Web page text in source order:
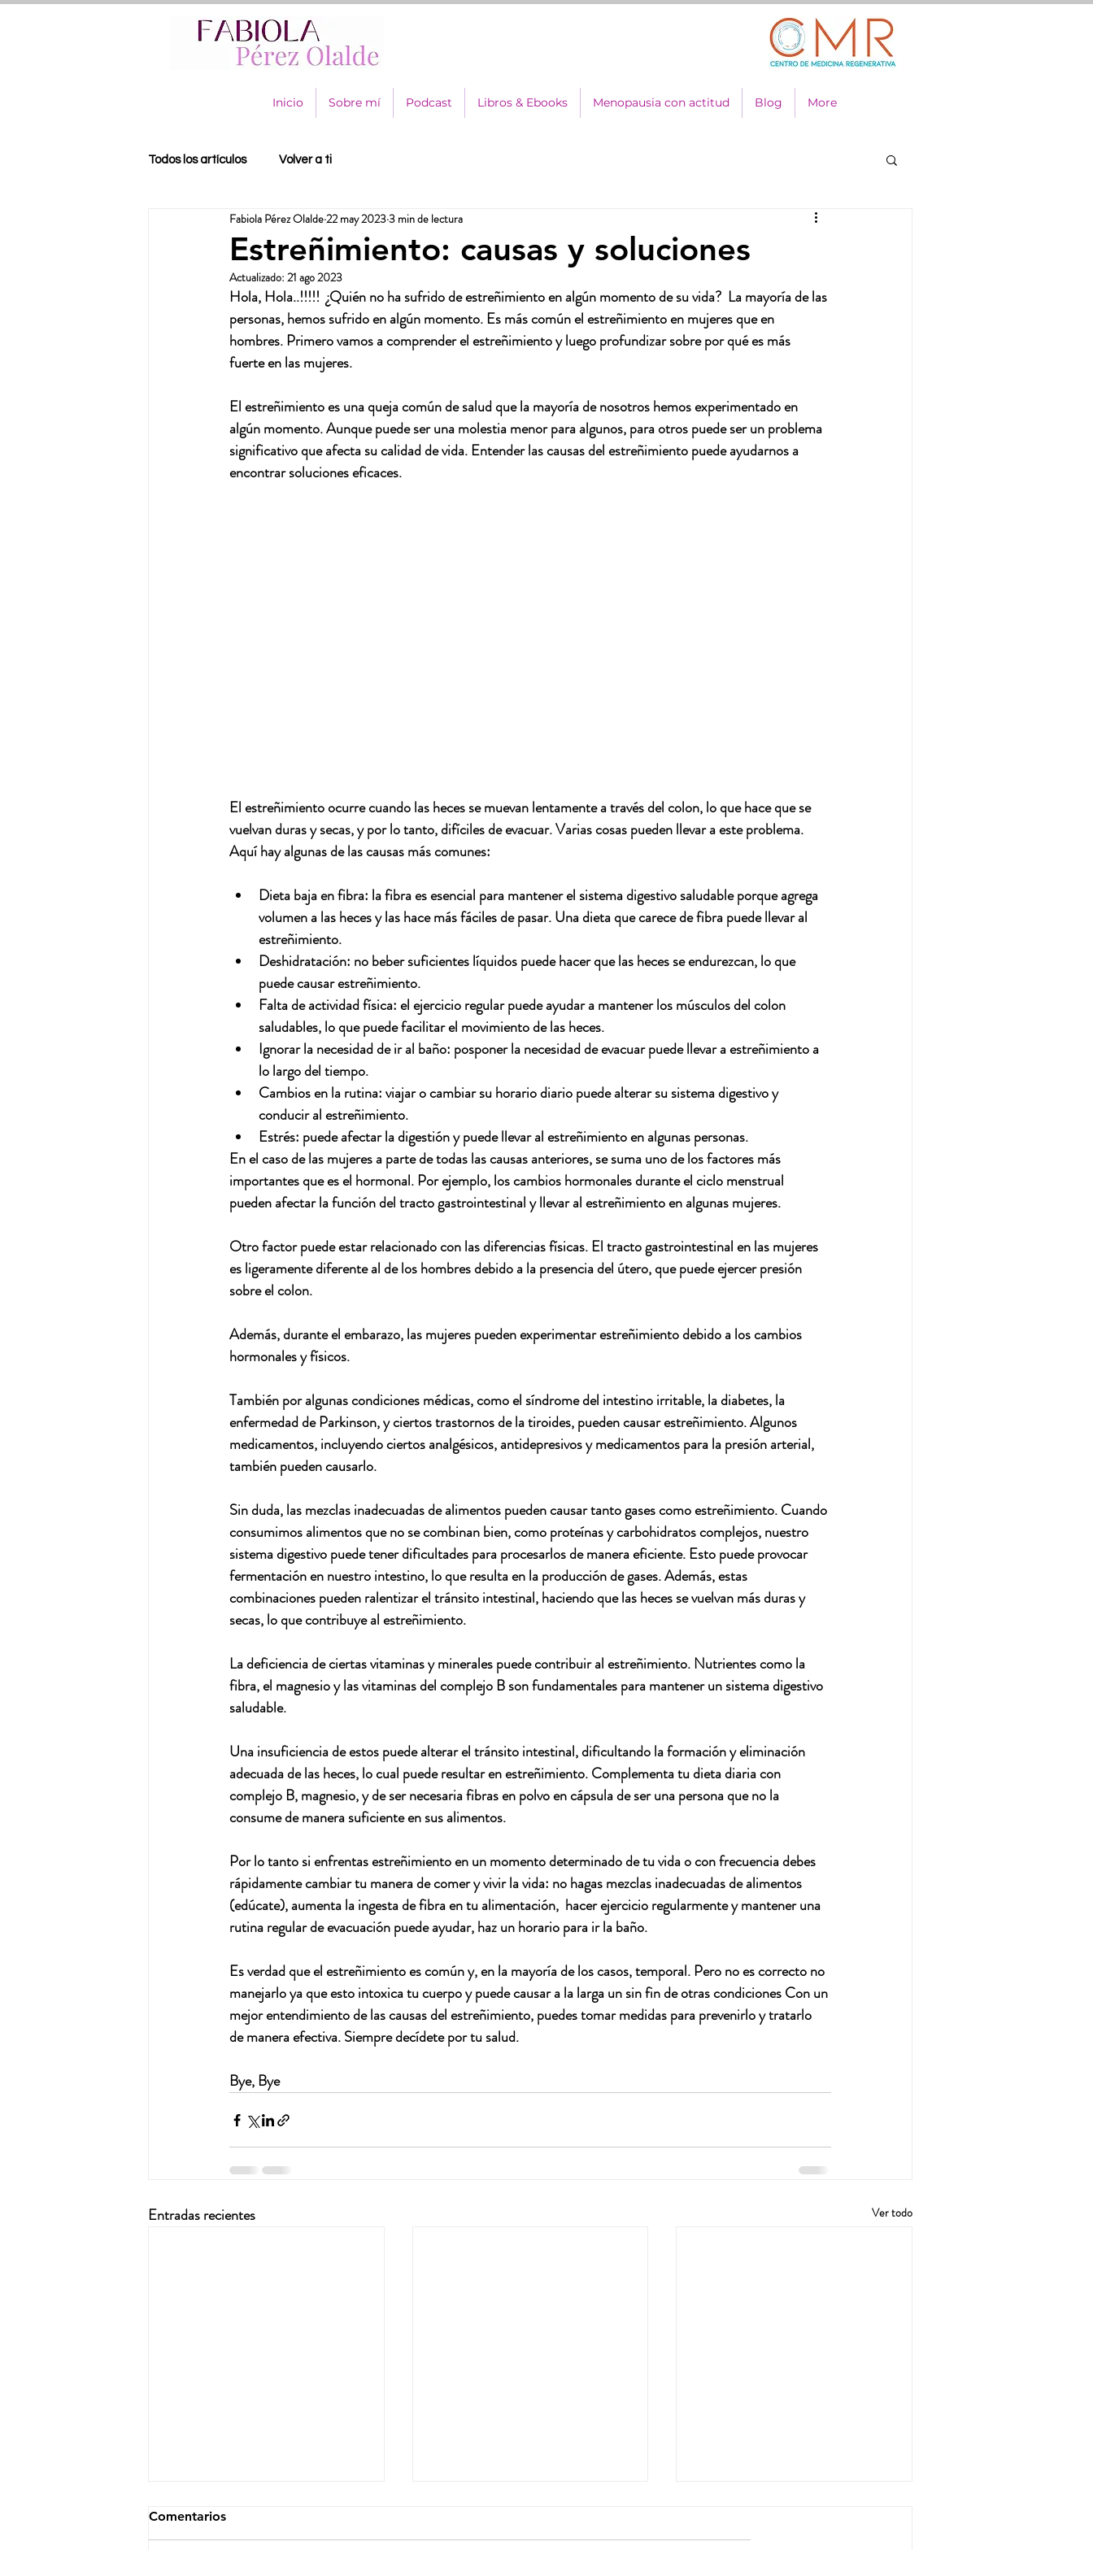
Inicio Sobre mí Podcast Libros & Ebooks Menopausia con actitud Blog More
Todos los artículos Volver a ti
Estreñimiento: causas y soluciones
Fabiola Pérez Olalde22 may 20233 min de lectura
Actualizado: 21 ago 2023
Hola, Hola..!!!!!  ¿Quién no ha sufrido de estreñimiento en algún momento de su vida?  La mayoría de las
personas, hemos sufrido en algún momento. Es más común el estreñimiento en mujeres que en
hombres. Primero vamos a comprender el estreñimiento y luego profundizar sobre por qué es más
fuerte en las mujeres.
El estreñimiento es una queja común de salud que la mayoría de nosotros hemos experimentado en
algún momento. Aunque puede ser una molestia menor para algunos, para otros puede ser un problema
significativo que afecta su calidad de vida. Entender las causas del estreñimiento puede ayudarnos a
encontrar soluciones eficaces.
El estreñimiento ocurre cuando las heces se muevan lentamente a través del colon, lo que hace que se
vuelvan duras y secas, y por lo tanto, difíciles de evacuar. Varias cosas pueden llevar a este problema.
Aquí hay algunas de las causas más comunes:
Dieta baja en fibra: la fibra es esencial para mantener el sistema digestivo saludable porque agrega
volumen a las heces y las hace más fáciles de pasar. Una dieta que carece de fibra puede llevar al
estreñimiento.
Deshidratación: no beber suficientes líquidos puede hacer que las heces se endurezcan, lo que
puede causar estreñimiento.
Falta de actividad física: el ejercicio regular puede ayudar a mantener los músculos del colon
saludables, lo que puede facilitar el movimiento de las heces.
Ignorar la necesidad de ir al baño: posponer la necesidad de evacuar puede llevar a estreñimiento a
lo largo del tiempo.
Cambios en la rutina: viajar o cambiar su horario diario puede alterar su sistema digestivo y
conducir al estreñimiento.
Estrés: puede afectar la digestión y puede llevar al estreñimiento en algunas personas.
En el caso de las mujeres a parte de todas las causas anteriores, se suma uno de los factores más
importantes que es el hormonal. Por ejemplo, los cambios hormonales durante el ciclo menstrual
pueden afectar la función del tracto gastrointestinal y llevar al estreñimiento en algunas mujeres.
Otro factor puede estar relacionado con las diferencias físicas. El tracto gastrointestinal en las mujeres
es ligeramente diferente al de los hombres debido a la presencia del útero, que puede ejercer presión
sobre el colon.
Además, durante el embarazo, las mujeres pueden experimentar estreñimiento debido a los cambios
hormonales y físicos.
También por algunas condiciones médicas, como el síndrome del intestino irritable, la diabetes, la
enfermedad de Parkinson, y ciertos trastornos de la tiroides, pueden causar estreñimiento. Algunos
medicamentos, incluyendo ciertos analgésicos, antidepresivos y medicamentos para la presión arterial,
también pueden causarlo.
Sin duda, las mezclas inadecuadas de alimentos pueden causar tanto gases como estreñimiento. Cuando
consumimos alimentos que no se combinan bien, como proteínas y carbohidratos complejos, nuestro
sistema digestivo puede tener dificultades para procesarlos de manera eficiente. Esto puede provocar
fermentación en nuestro intestino, lo que resulta en la producción de gases. Además, estas
combinaciones pueden ralentizar el tránsito intestinal, haciendo que las heces se vuelvan más duras y
secas, lo que contribuye al estreñimiento.
La deficiencia de ciertas vitaminas y minerales puede contribuir al estreñimiento. Nutrientes como la
fibra, el magnesio y las vitaminas del complejo B son fundamentales para mantener un sistema digestivo
saludable.
Una insuficiencia de estos puede alterar el tránsito intestinal, dificultando la formación y eliminación
adecuada de las heces, lo cual puede resultar en estreñimiento. Complementa tu dieta diaria con
complejo B, magnesio, y de ser necesaria fibras en polvo en cápsula de ser una persona que no la
consume de manera suficiente en sus alimentos.
Por lo tanto si enfrentas estreñimiento en un momento determinado de tu vida o con frecuencia debes
rápidamente cambiar tu manera de comer y vivir la vida: no hagas mezclas inadecuadas de alimentos
(edúcate), aumenta la ingesta de fibra en tu alimentación,  hacer ejercicio regularmente y mantener una
rutina regular de evacuación puede ayudar, haz un horario para ir la baño.
Es verdad que el estreñimiento es común y, en la mayoría de los casos, temporal. Pero no es correcto no
manejarlo ya que esto intoxica tu cuerpo y puede causar a la larga un sin fin de otras condiciones Con un
mejor entendimiento de las causas del estreñimiento, puedes tomar medidas para prevenirlo y tratarlo
de manera efectiva. Siempre decídete por tu salud.
Bye, Bye
Entradas recientes Ver todo
Comentarios